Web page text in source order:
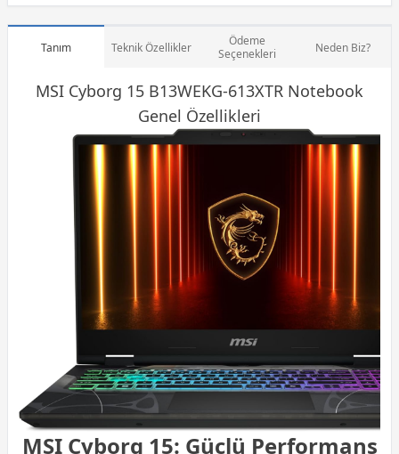
Tanım Teknik Özellikler
Ödeme
Seçenekleri
Neden Biz?
MSI Cyborg 15 B13WEKG-613XTR Notebook
Genel Özellikleri
MSI Cyborg 15: Güçlü Performans